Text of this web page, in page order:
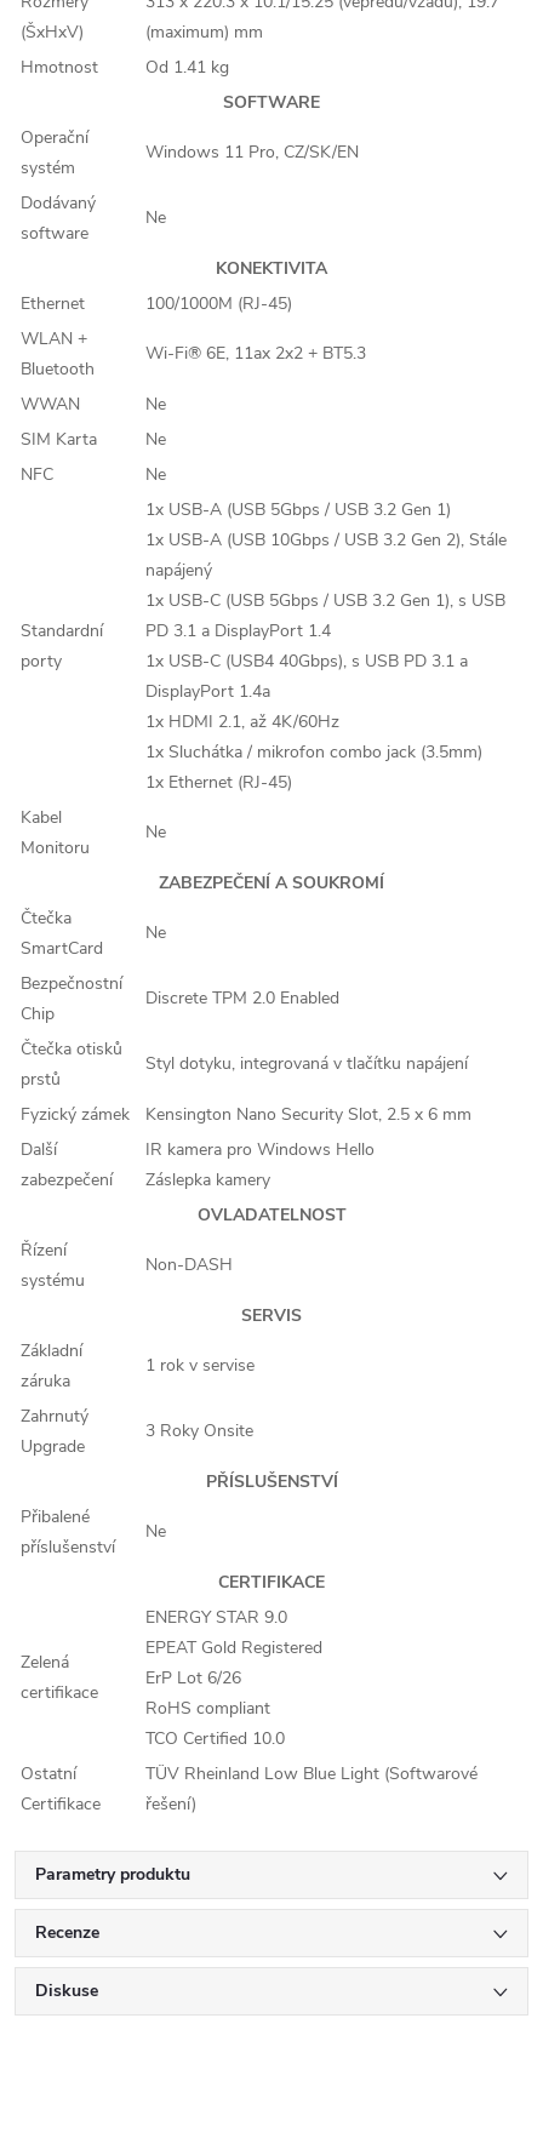
(ŠxHxV)
(maximum) mm
Hmotnost
Od 1.41 kg
SOFTWARE
Operační
systém
Windows 11 Pro, CZ/SK/EN
Dodávaný
software
Ne
KONEKTIVITA
Ethernet
100/1000M (RJ-45)
WLAN +
Bluetooth
Wi-Fi® 6E, 11ax 2x2 + BT5.3
WWAN
Ne
SIM Karta
Ne
NFC
Ne
Standardní
porty
1x USB-A (USB 5Gbps / USB 3.2 Gen 1)
1x USB-A (USB 10Gbps / USB 3.2 Gen 2), Stále
napájený
1x USB-C (USB 5Gbps / USB 3.2 Gen 1), s USB
PD 3.1 a DisplayPort 1.4
1x USB-C (USB4 40Gbps), s USB PD 3.1 a
DisplayPort 1.4a
1x HDMI 2.1, až 4K/60Hz
1x Sluchátka / mikrofon combo jack (3.5mm)
1x Ethernet (RJ-45)
Kabel
Monitoru
Ne
ZABEZPEČENÍ A SOUKROMÍ
Čtečka
SmartCard
Ne
Bezpečnostní
Chip
Discrete TPM 2.0 Enabled
Čtečka otisků
prstů
Styl dotyku, integrovaná v tlačítku napájení
Fyzický zámek
Kensington Nano Security Slot, 2.5 x 6 mm
Další
zabezpečení
IR kamera pro Windows Hello
Záslepka kamery
OVLADATELNOST
Řízení
systému
Non-DASH
SERVIS
Základní
záruka
1 rok v servise
Zahrnutý
Upgrade
3 Roky Onsite
PŘÍSLUŠENSTVÍ
Přibalené
příslušenství
Ne
CERTIFIKACE
Zelená
certifikace
ENERGY STAR 9.0
EPEAT Gold Registered
ErP Lot 6/26
RoHS compliant
TCO Certified 10.0
Ostatní
Certifikace
TÜV Rheinland Low Blue Light (Softwarové
řešení)
Parametry produktu
Recenze
Diskuse